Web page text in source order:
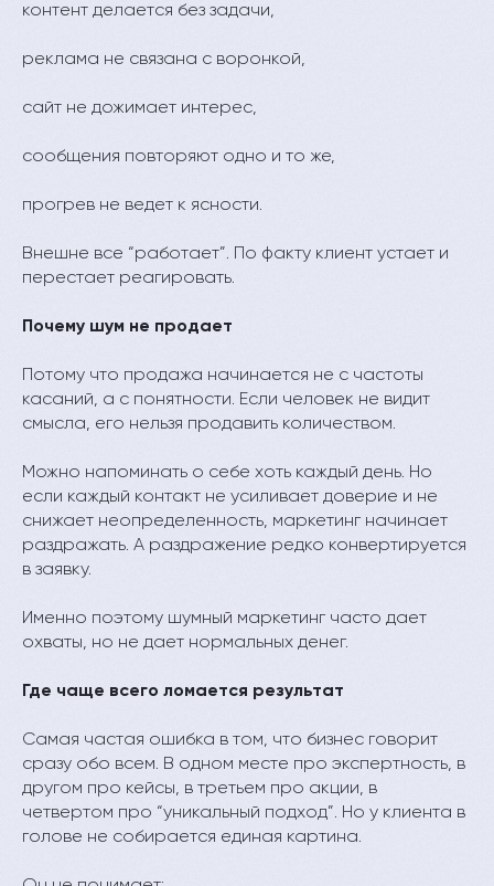
контент делается без задачи,
реклама не связана с воронкой,
сайт не дожимает интерес,
сообщения повторяют одно и то же,
прогрев не ведет к ясности.
Внешне все “работает”. По факту клиент устает и
перестает реагировать.
Почему шум не продает
Потому что продажа начинается не с частоты
касаний, а с понятности. Если человек не видит
смысла, его нельзя продавить количеством.
Можно напоминать о себе хоть каждый день. Но
если каждый контакт не усиливает доверие и не
снижает неопределенность, маркетинг начинает
раздражать. А раздражение редко конвертируется
в заявку.
Именно поэтому шумный маркетинг часто дает
охваты, но не дает нормальных денег.
Где чаще всего ломается результат
Самая частая ошибка в том, что бизнес говорит
сразу обо всем. В одном месте про экспертность, в
другом про кейсы, в третьем про акции, в
четвертом про “уникальный подход”. Но у клиента в
голове не собирается единая картина.